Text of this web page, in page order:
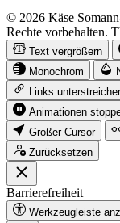
© 2026 Käse
Rechte vorbehalten.
Text vergrößern
Monochrom
Links
Animationen
Großer Cursor
Zurücksetzen
Barrierefreiheit
Werkzeugleiste